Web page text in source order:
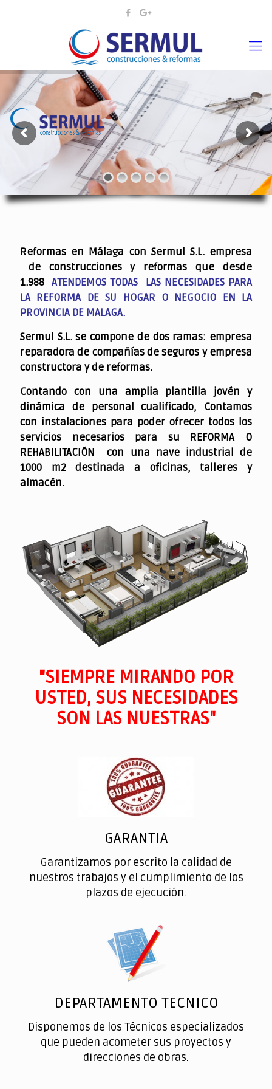
¡¡DAMOS VIDA A SUS
Reformas en Málaga con Sermul S.L. empresa
de construcciones y reformas que desde
1.988ATENDEMOS TODAS LAS NECESIDADES PARA
LA REFORMA DE SU HOGAR O NEGOCIO EN LA
PROVINCIA DE MALAGA.
Sermul S.L. se compone de dos ramas: empresa
reparadora de compañías de seguros y empresa
constructora y de reformas.
Contando con una amplia plantilla jovén y
dinámica de personal cualificado, Contamos
con instalaciones para poder ofrecer todos los
servicios necesarios para su REFORMA O
REHABILITACIÓN con una nave industrial de
1000 m2 destinada a oficinas, talleres y
almacén.
"SIEMPRE MIRANDO POR
USTED, SUS NECESIDADES
SON LAS NUESTRAS"
GARANTIA
Garantizamos por escrito la calidad de
nuestros trabajos y el cumplimiento de los
plazos de ejecución.
DEPARTAMENTO TECNICO
Disponemos de los Técnicos especializados
que pueden acometer sus proyectos y
direcciones de obras.